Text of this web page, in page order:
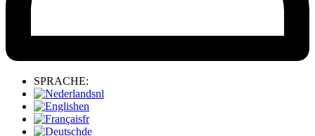
SPRACHE:
nl
en
fr
de